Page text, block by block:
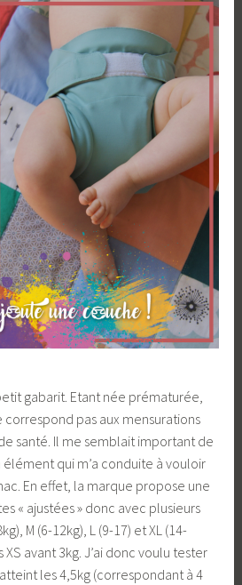
gabarit. Etant née prématurée,
pas aux mensurations
santé. Il me semblait important de
élément qui m’a conduite à vouloir
En effet, la marque propose une
« ajustées » donc avec plusieurs
M (6-12kg), L (9-17) et XL (14-
avant 3kg. J’ai donc voulu tester
les 4,5kg (correspondant à 4